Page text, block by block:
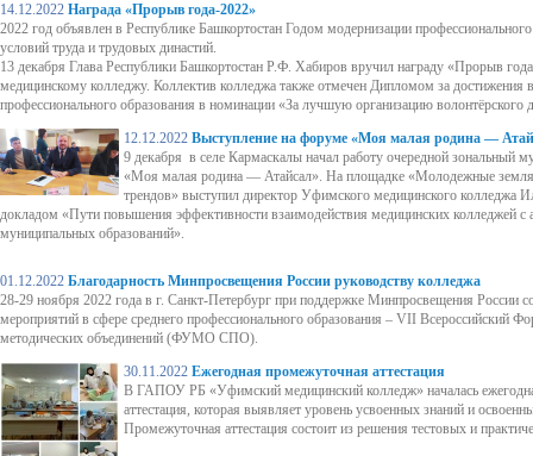
14.12.2022 Награда «Прорыв года-2022»
2022 год объявлен в Республике Башкортостан Годом модернизации
условий труда и трудовых династий.
13 декабря Глава Республики Башкортостан Р.Ф. Хабиров вручил награду «Прорыв
медицинскому колледжу. Коллектив колледжа также отмечен Дипломом за достижения в
профессионального образования в номинации «За лучшую организацию волонтёрского
12.12.2022 Выступление на форуме «Моя малая родина —
9 декабря в селе Кармаскалы начал работу очередной зональный
«Моя малая родина — Атайсал». На площадке «Молодежные
трендов» выступил директор Уфимского медицинского колледжа
докладом «Пути повышения эффективности взаимодействия медицинских колледжей с
муниципальных образований».
01.12.2022 Благодарность Минпросвещения России руководству колледжа
28-29 ноября 2022 года в г. Санкт-Петербург при поддержке Минпросвещения России
мероприятий в сфере среднего профессионального образования – VII Всероссийский
методических объединений (ФУМО СПО).
30.11.2022 Ежегодная промежуточная аттестация
В ГАПОУ РБ «Уфимский медицинский колледж» началась
аттестация, которая выявляет уровень усвоенных знаний и
Промежуточная аттестация состоит из решения тестовых и